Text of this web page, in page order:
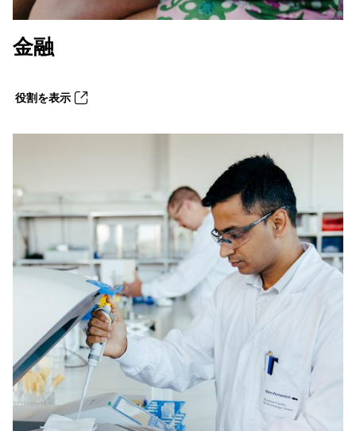
金融
役割を表示